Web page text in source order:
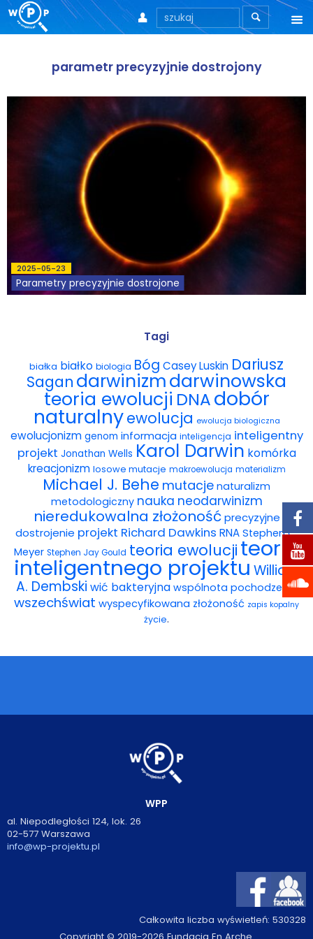

Krytyka teorii ID
Wybór tekstów
Dla autorów
Darmowy ebook
Księgarnia
FAQ
Spis tekstów
Filmy
Konferencje, webinaria i debaty
Wywiady i wykłady
Podcasty
O książkach
FAQ
Kontakt
 
parametr precyzyjnie dostrojony
2025-05-23
Parametry precyzyjnie dostrojone
Tagi
białka białko biologia Bóg Casey Luskin Dariusz
Sagan darwinizmdarwinowska
teoria ewolucji DNAdobór
naturalnyewolucja ewolucja biologiczna
ewolucjonizm genom informacja inteligencja inteligentny
projekt Jonathan Wells Karol Darwin komórka
kreacjonizm losowe mutacje makroewolucja materializm
Michael J. Behe mutacje naturalizm
metodologiczny nauka neodarwinizm
nieredukowalna złożoność precyzyjne
dostrojenie projekt Richard Dawkins RNA Stephen C.
Meyer Stephen Jay Gould teoria ewolucji teoria
inteligentnego projektu William
A. Dembski wić bakteryjna wspólnota pochodzenia
wszechświat wyspecyfikowana złożoność zapis kopalny
życie.
WPP
al. Niepodległości 124, lok. 26
02-577 Warszawa
info@wp-projektu.pl
Całkowita liczba wyświetleń: 530328